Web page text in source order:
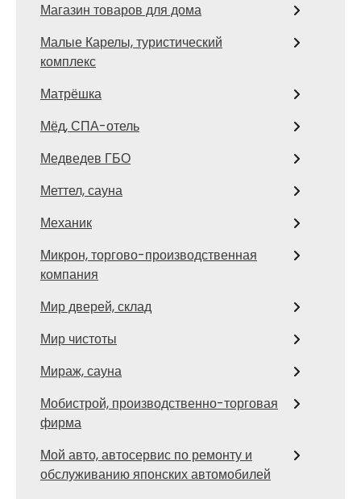
Магазин товаров для дома
Малые Карелы, туристический
комплекс
Матрёшка
Мёд, СПА-отель
Медведев ГБО
Меттел, сауна
Механик
Микрон, торгово-производственная
компания
Мир дверей, склад
Мир чистоты
Мираж, сауна
Мобистрой, производственно-торговая
фирма
Мой авто, автосервис по ремонту и
обслуживанию японских автомобилей